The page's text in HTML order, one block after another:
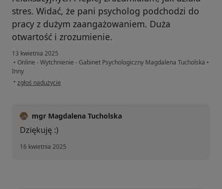
stres. Widać, że pani psycholog podchodzi do
pracy z dużym zaangażowaniem. Duża
otwartość i zrozumienie.
13 kwietnia 2025
• Online - Wytchnienie - Gabinet Psychologiczny Magdalena Tucholska •
Inny
• w opinii użytkownika Kasia
zgłoś nadużycie
mgr Magdalena Tucholska
Dziękuję :)
16 kwietnia 2025